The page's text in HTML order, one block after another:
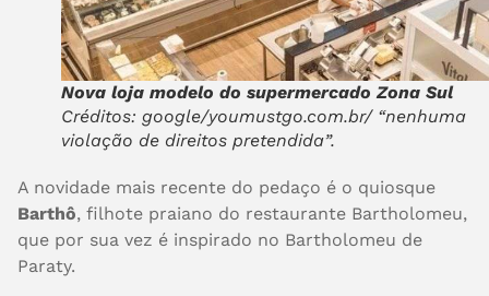
Nova loja modelo do supermercado Zona Sul
Créditos: google/youmustgo.com.br/ “nenhuma
violação de direitos pretendida”.
A novidade mais recente do pedaço é o quiosque
Barthô, filhote praiano do restaurante Bartholomeu,
que por sua vez é inspirado no Bartholomeu de
Paraty.